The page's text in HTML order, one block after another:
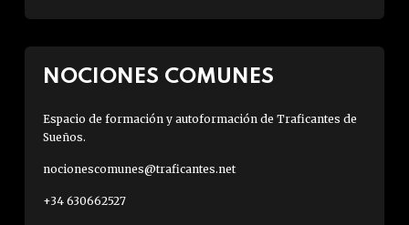
NOCIONES COMUNES
Espacio de formación y autoformación de Traficantes de
Sueños.
nocionescomunes@traficantes.net
+34 630662527